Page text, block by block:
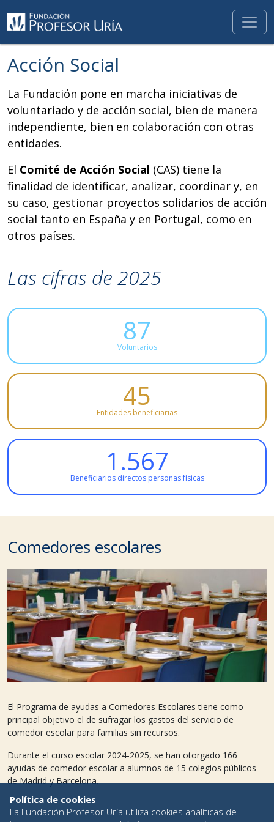
Acción Social
La Fundación pone en marcha iniciativas de
voluntariado y de acción social, bien de manera
independiente, bien en colaboración con otras
entidades.
El Comité de Acción Social (CAS) tiene la
finalidad de identificar, analizar, coordinar y, en
su caso, gestionar proyectos solidarios de acción
social tanto en España y en Portugal, como en
otros países.
Las cifras de 2025
87
Voluntarios
45
Entidades beneficiarias
1.567
Beneficiarios directos personas físicas
Comedores escolares
El Programa de ayudas a Comedores Escolares tiene como
principal objetivo el de sufragar los gastos del servicio de
comedor escolar para familias sin recursos.
Durante el curso escolar 2024-2025, se han otorgado 166
ayudas de comedor escolar a alumnos de 15 colegios públicos
de Madrid y Barcelona.
Política de cookies
La Fundación Profesor Uría utiliza cookies analíticas de